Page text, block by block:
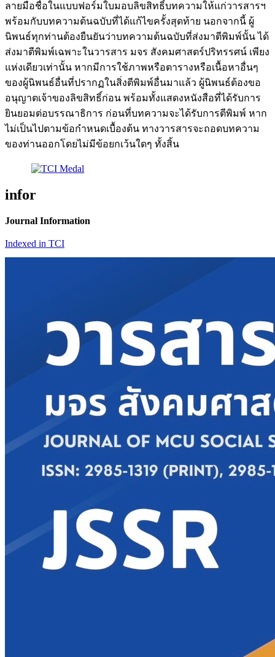
ลายมือชื่อในแบบฟอร์มใบมอบลิขสิทธิ์บทความให้แก่วารสารฯ
พร้อมกับบทความต้นฉบับที่ได้แก้ไขครั้งสุดท้าย นอกจากนี้ ผู้
นิพนธ์ทุกท่านต้องยืนยันว่าบทความต้นฉบับที่ส่งมาตีพิมพ์นั้น ได้
ส่งมาตีพิมพ์เฉพาะในวารสาร มจร สังคมศาสตร์ปริทรรศน์ เพียง
แห่งเดียวเท่านั้น หากมีการใช้ภาพหรือตารางหรือเนื้อหาอื่นๆ
ของผู้นิพนธ์อื่นที่ปรากฏในสิ่งตีพิมพ์อื่นมาแล้ว ผู้นิพนธ์ต้องขอ
อนุญาตเจ้าของลิขสิทธิ์ก่อน พร้อมทั้งแสดงหนังสือที่ได้รับการ
ยินยอมต่อบรรณาธิการ ก่อนที่บทความจะได้รับการตีพิมพ์ หาก
ไม่เป็นไปตามข้อกำหนดเบื้องต้น ทางวารสารจะถอดบทความ
ของท่านออกโดยไม่มีข้อยกเว้นใดๆ ทั้งสิ้น
infor
Journal Information
Indexed in TCI